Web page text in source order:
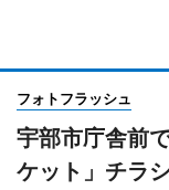
フォトフラッシュ
宇部市庁舎前
ケット」チラ